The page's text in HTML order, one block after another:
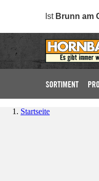
Ist Brunn am
SORTIMENT
Startseite